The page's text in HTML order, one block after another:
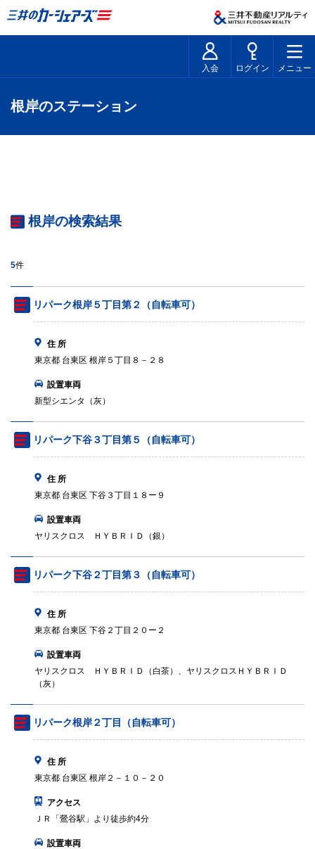
入会 ログイン メニュー
根岸のステーション
根岸の検索結果
5件
リパーク根岸５丁目第２（自転車可）
住 所
東京都 台東区 根岸５丁目８－２８
設置車両
新型シエンタ（灰）
リパーク下谷３丁目第５（自転車可）
住 所
東京都 台東区 下谷３丁目１８ー９
設置車両
ヤリスクロス ＨＹＢＲＩＤ（銀）
リパーク下谷２丁目第３（自転車可）
住 所
東京都 台東区 下谷２丁目２０ー２
設置車両
ヤリスクロス ＨＹＢＲＩＤ（白茶）、ヤリスクロスＨＹＢＲＩＤ
（灰）
リパーク根岸２丁目（自転車可）
住 所
東京都 台東区 根岸２－１０－２０
アクセス
ＪＲ「鶯谷駅」より徒歩約4分
設置車両